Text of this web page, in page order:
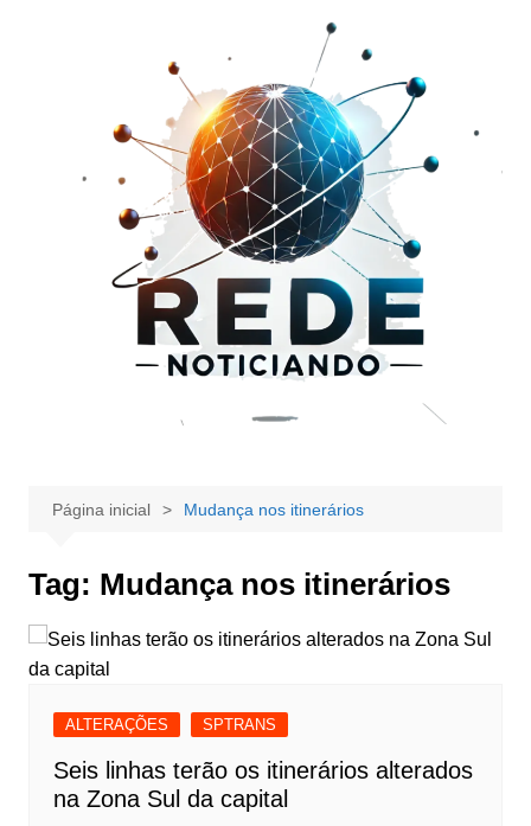
Página inicial Mudança nos itinerários
Tag: Mudança nos itinerários
ALTERAÇÕES SPTRANS
Seis linhas terão os itinerários alterados
na Zona Sul da capital